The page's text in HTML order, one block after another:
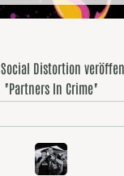
Social Distortion
"Partners In Crime"